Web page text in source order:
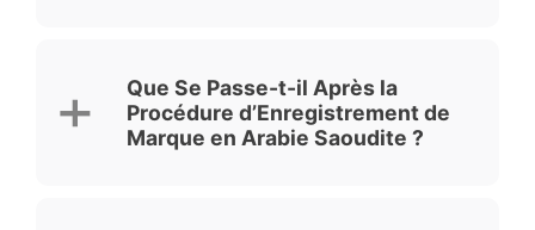
Que Se Passe-t-il Après la
Procédure d’Enregistrement de
Marque en Arabie Saoudite ?